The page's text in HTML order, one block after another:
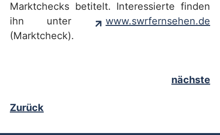
Marktchecks betitelt. Interessierte finden
ihn unter
www.swrfernsehen.de
(Marktcheck).
nächste
Zurück